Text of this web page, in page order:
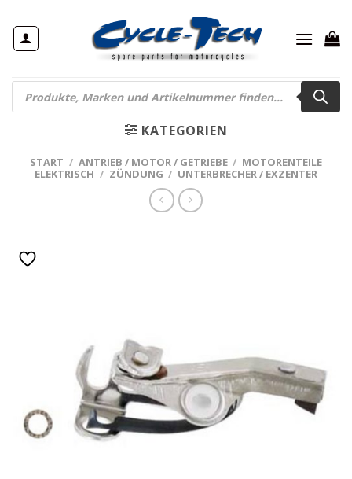
Inhalt
springen
Products
search
KATEGORIEN
START / ANTRIEB / MOTOR / GETRIEBE / MOTORENTEILE
ELEKTRISCH / ZÜNDUNG / UNTERBRECHER / EXZENTER